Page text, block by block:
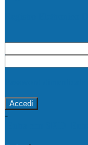
-